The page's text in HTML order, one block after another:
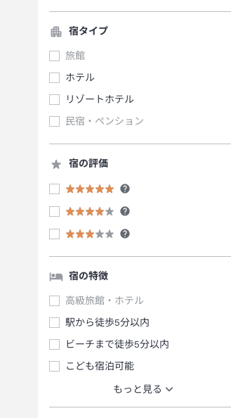
宿タイプ
旅館
ホテル
リゾートホテル
民宿・ペンション
宿の評価
宿の特徴
高級旅館・ホテル
駅から徒歩5分以内
ビーチまで徒歩5分以内
こども宿泊可能
もっと見る